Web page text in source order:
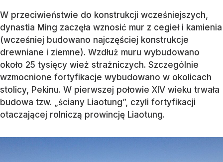
W przeciwieństwie do konstrukcji wcześniejszych,
dynastia Ming zaczęła wznosić mur z cegieł i kamienia
(wcześniej budowano najczęściej konstrukcje
drewniane i ziemne). Wzdłuż muru wybudowano
około 25 tysięcy wież strażniczych. Szczególnie
wzmocnione fortyfikacje wybudowano w okolicach
stolicy, Pekinu. W pierwszej połowie XIV wieku trwała
budowa tzw. „ściany Liaotung”, czyli fortyfikacji
otaczającej rolniczą prowincję Liaotung.